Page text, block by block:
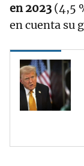
en 2023 (4,5
en cuenta su